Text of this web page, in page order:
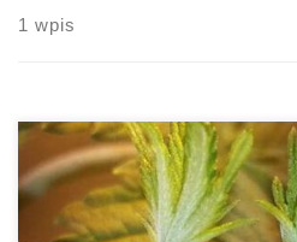
1 wpis
Jest mało prawdopodobne, aby
regularnych badaniach krwi